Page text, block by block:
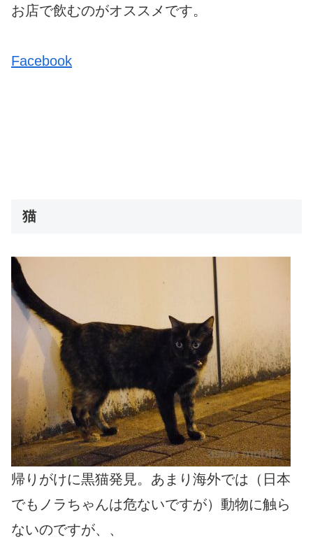
お店で飲むのがオススメです。
Facebook
猫
帰りがけに黒猫発見。あまり海外では（日本
でもノラちゃんは危ないですが）動物に触ら
ないのですが、、